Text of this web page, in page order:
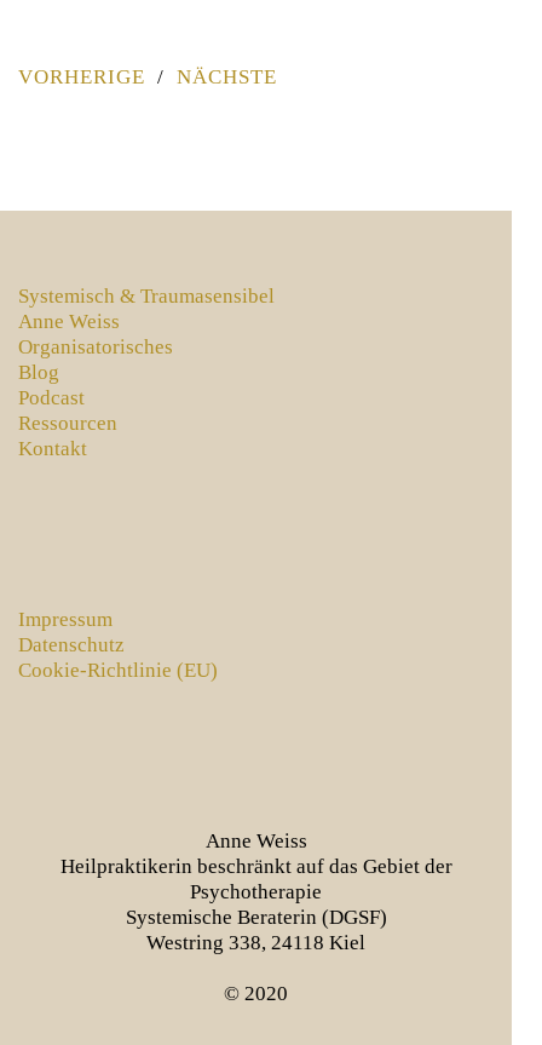
VORHERIGE NÄCHSTE
Systemisch & Traumasensibel
Anne Weiss
Organisatorisches
Blog
Podcast
Ressourcen
Kontakt
Impressum
Datenschutz
Cookie-Richtlinie (EU)
Anne Weiss
Heilpraktikerin beschränkt auf das Gebiet der
Psychotherapie
Systemische Beraterin (DGSF)
Westring 338, 24118 Kiel
© 2020